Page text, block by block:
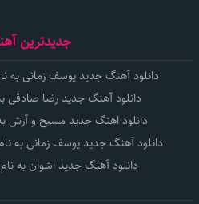
جدیدترین
دانلود آهنگ جدید یوسف زمانی به
دانلود آهنگ جدید رضا
دانلود اهنگ جدید مسیح و آرش
دانلود آهنگ جدید یوسف زمانی به
دانلود آهنگ جدید اشوان به